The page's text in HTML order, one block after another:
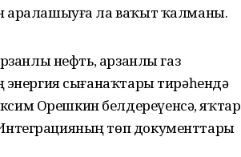
аралашыуға ла ваҡыт ҡалманы.
нефть, арзанлы газ
энергия сығанаҡтары тирәһендә
Орешкин белдереүенсә, яҡтар
төп документтары